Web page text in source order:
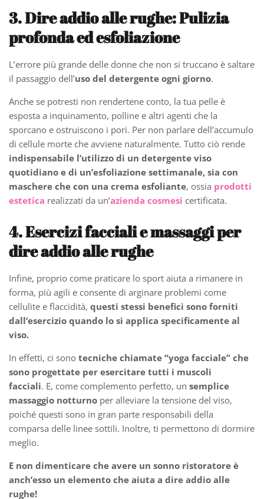
3. Dire addio alle rughe: Pulizia
profonda ed esfoliazione
L’errore più grande delle donne che non si truccano è saltare
il passaggio dell’uso del detergente ogni giorno.
Anche se potresti non rendertene conto, la tua pelle è
esposta a inquinamento, polline e altri agenti che la
sporcano e ostruiscono i pori. Per non parlare dell’accumulo
di cellule morte che avviene naturalmente. Tutto ciò rende
indispensabile l’utilizzo di un detergente viso
quotidiano e di un’esfoliazione settimanale, sia con
maschere che con una crema esfoliante, ossia prodotti
estetica realizzati da un’azienda cosmesi certificata.
4. Esercizi facciali e massaggi per
dire addio alle rughe
Infine, proprio come praticare lo sport aiuta a rimanere in
forma, più agili e consente di arginare problemi come
cellulite e flaccidità, questi stessi benefici sono forniti
dall’esercizio quando lo si applica specificamente al
viso.
In effetti, ci sono tecniche chiamate “yoga facciale” che
sono progettate per esercitare tutti i muscoli
facciali. E, come complemento perfetto, un semplice
massaggio notturno per alleviare la tensione del viso,
poiché questi sono in gran parte responsabili della
comparsa delle linee sottili. Inoltre, ti permettono di dormire
meglio.
E non dimenticare che avere un sonno ristoratore è
anch’esso un elemento che aiuta a dire addio alle
rughe!